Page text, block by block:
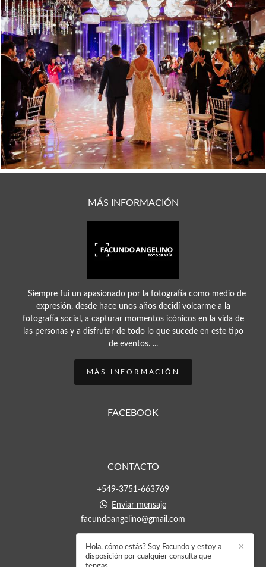
1605 0
MÁS INFORMACIÓN
Siempre fui un apasionado por la fotografía como medio de
expresión, desde hace unos años decidí volcarme a la
fotografía social, a capturar momentos icónicos en la vida de
las personas y a disfrutar de todo lo que sucede en este tipo
de eventos. ...
MÁS INFORMACIÓN
FACEBOOK
CONTACTO
+549-3751-663769
Enviar mensaje
facundoangelino@gmail.com
✕
Hola, cómo estás? Soy Facundo y estoy a
disposición por cualquier consulta que